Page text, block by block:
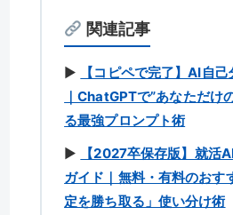
関連記事
▶︎
【コピペで完了】AI自
｜ChatGPTで”あなただけ
る最強プロンプト術
▶︎
【2027卒保存版】就活
ガイド｜無料・有料のおす
定を勝ち取る」使い分け術